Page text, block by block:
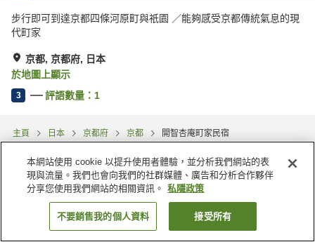
步行即可到達京都四條河原町與祇園 ／能夠感受京都傳統氣息的現
代町家
京都, 京都府, 日本
於地圖上顯示
3 評語數量： 1
主頁 日本 京都府 京都 開智杏庵町家民宿
找客房
本網站使用 cookie 以提升使用者體驗，並分析我們網站的表
現與流量。我們也會向我們的社群媒體、廣告和分析合作夥伴
分享您使用我們網站的相關資訊。
私隱政策
不要銷售我的個人資料 接受所有